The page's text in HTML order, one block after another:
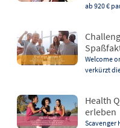
ab 920 €
Welcome
verkürzt
Health
erleben
Scavenger